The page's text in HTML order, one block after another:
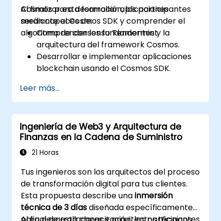
Cosmos para desarrollar aplicaciones
mediante el Cosmos SDK y comprender el
algoritmo de consenso Tendermint.
Al finalizar esta formación, los participantes
serán capaces de:
Comprender los fundamentos y la
arquitectura del framework Cosmos.
Desarrollar e implementar aplicaciones
blockchain usando el Cosmos SDK.
interactuar con el algoritmo de consenso
Tendermint.
Utilizar el protocolo IBC para la
comunicación entre cadenas de bloques.
Aplicar las mejores prácticas en
seguridad, escalado y rendimiento para
Leer más...
Ingeniería de Web3 y Arquitectura de
Finanzas en la Cadena de Suministro
21 Horas
Tus ingenieros son los arquitectos del proceso
de transformación digital para tus clientes.
Esta propuesta describe unainmersión
técnica de 3 díasdiseñada específicamente